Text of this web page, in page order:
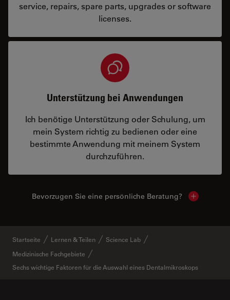
service, repairs, spare parts, upgrades or software
licenses.
Unterstützung bei Anwendungen
Ich benötige Unterstützung oder Schulung, um
mein System richtig zu bedienen oder eine
bestimmte Anwendung mit meinem System
durchzuführen.
Bevorzugen Sie eine persönliche Beratung? Show
Startseite Lernen & Teilen
Science Lab
Medizinische Fachgebiete
Sechs wichtige Faktoren für die Auswahl eines Dentalmikroskops